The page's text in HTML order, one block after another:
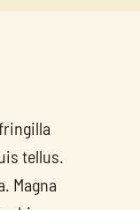
tellus.
Magna